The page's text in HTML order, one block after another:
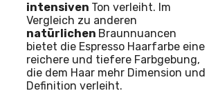
intensiven Ton verleiht. Im
Vergleich zu anderen
natürlichen Braunnuancen
bietet die Espresso Haarfarbe eine
reichere und tiefere Farbgebung,
die dem Haar mehr Dimension und
Definition verleiht.